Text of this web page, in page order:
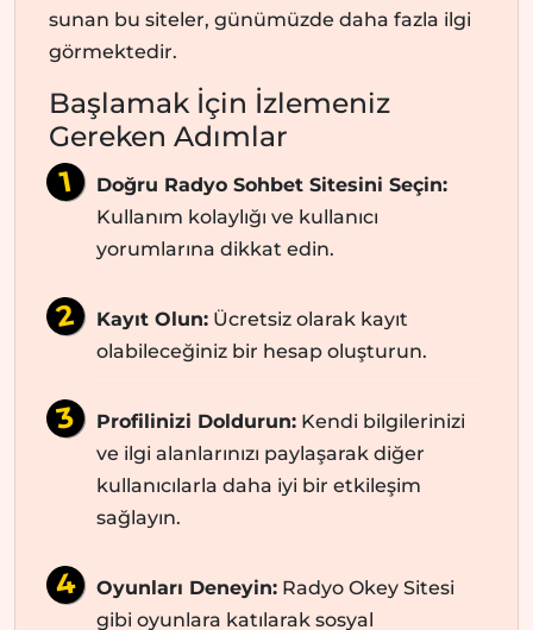
sunan bu siteler, günümüzde daha fazla ilgi
görmektedir.
Başlamak İçin İzlemeniz
Gereken Adımlar
Doğru Radyo Sohbet Sitesini Seçin:
Kullanım kolaylığı ve kullanıcı
yorumlarına dikkat edin.
Kayıt Olun: Ücretsiz olarak kayıt
olabileceğiniz bir hesap oluşturun.
Profilinizi Doldurun: Kendi bilgilerinizi
ve ilgi alanlarınızı paylaşarak diğer
kullanıcılarla daha iyi bir etkileşim
sağlayın.
Oyunları Deneyin: Radyo Okey Sitesi
gibi oyunlara katılarak sosyal